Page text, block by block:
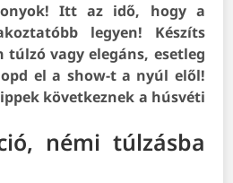
Itt az idő, hogy a
legyen! Készíts
túlzó vagy elegáns, esetleg
el a show-t a nyúl elől!
következnek a húsvéti
némi túlzásba